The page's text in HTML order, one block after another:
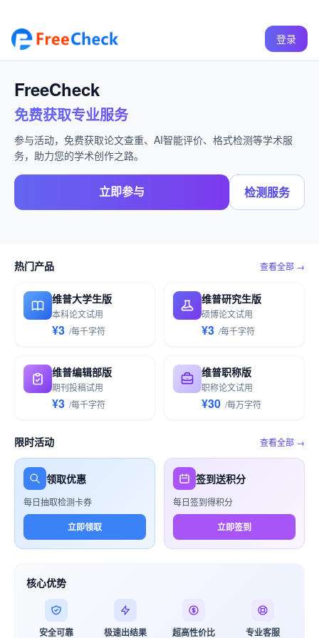
登录
FreeCheck
免费获取专业服务
参与活动，免费获取论文查重、AI智能评价、格式检测等学术服
务，助力您的学术创作之路。
立即参与 检测服务
热门产品 查看全部 →
维普大学生版
本科论文试用
¥3 /每千字符
维普研究生版
硕博论文试用
¥3 /每千字符
维普编辑部版
期刊投稿试用
¥3 /每千字符
维普职称版
职称论文试用
¥30 /每万字符
限时活动 查看全部 →
领取优惠
每日抽取检测卡券
立即领取
签到送积分
每日签到得积分
立即签到
核心优势
安全可靠 极速出结果 超高性价比 专业客服